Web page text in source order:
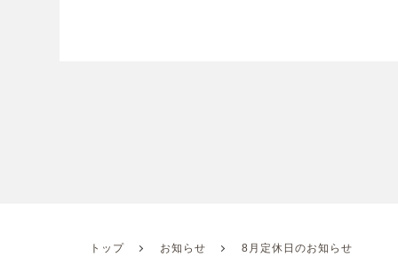
トップ お知らせ 8月定休日のお知らせ